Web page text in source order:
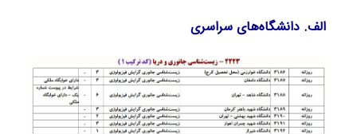
الف. دانشگاه‌های سراسری